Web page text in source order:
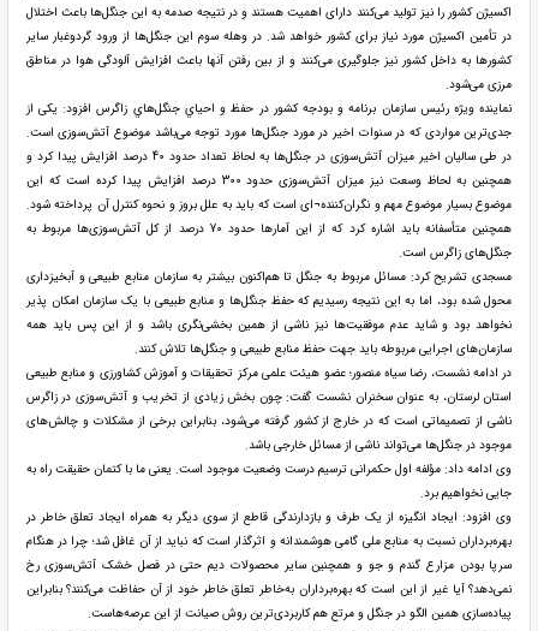
اکسیژن کشور را نیز تولید می‌کنند دارای اهمیت هستند و در نتیجه صدمه به این جنگل‌ها باعث اختلال
در تأمین اکسیژن مورد نیاز برای کشور خواهد شد. در وهله سوم این جنگل‌ها از ورود گردوغبار سایر
کشورها به داخل کشور نیز جلوگیری می‌کنند و از بین رفتن آنها باعث افزایش آلودگی ‌هوا در مناطق
مرزی می‌شود.
نماينده ويژه رئيس سازمان برنامه و بودجه کشور در حفظ و احياي جنگل‌هاي زاگرس افزود: یکی از
جدی‌ترین مواردی که در سنوات اخیر در مورد جنگل‌ها مورد توجه می‌باشد موضوع آتش‌سوزی است.
در طی سالیان اخیر میزان آتش‌سوزی در جنگل‌ها به لحاظ تعداد حدود 40 درصد افزایش پیدا کرد و
همچنین به لحاظ وسعت نیز میزان آتش‌سوزی حدود 300 درصد افزایش پیدا کرده است که این
موضوع بسیار موضوع مهم و نگران‌کننده¬ای است که باید به علل بروز و نحوه کنترل آن پرداخته شود.
همچنین متأسفانه باید اشاره کرد که از این آمارها حدود 70 درصد از کل آتش‌سوزی‌ها مربوط به
جنگل‌های زاگرس است.
مسجدی تشریح کرد: مسائل مربوط به جنگل تا هم‌اکنون بیشتر به سازمان منابع طبیعی و آبخیزداری
محول شده بود، اما به این نتیجه رسیدیم که حفظ جنگل‌ها و منابع طبیعی با یک سازمان امکان پذیر
نخواهد بود و شاید عدم موفقیت‌ها نیز ناشی از همین بخشی‌نگری باشد و از این پس باید همه
سازمان‌های اجرایی مربوطه باید جهت حفظ منابع طبیعی و جنگل‌ها تلاش کنند.
در ادامه نشست، رضا سیاه منصور؛ عضو هیئت علمی مرکز تحقیقات و آموزش کشاورزی و منابع طبیعی
استان لرستان، به عنوان سخنران نشست گفت: چون بخش زیادی از تخریب و آتش‌سوزی در زاگرس
ناشی از تصمیماتی است که در خارج از کشور گرفته می‌شود، بنابراین برخی از مشکلات و چالش‌های
موجود در جنگل‌ها می‌تواند ناشی از مسائل خارجی باشد.
وی ادامه داد: مؤلفه اول حکمرانی ترسیم درست وضعیت موجود است. یعنی ما با کتمان حقیقت راه به
جایی نخواهیم برد.
وی افزود: ایجاد انگیزه از یک طرف و بازدارندگی قاطع از سوی دیگر به همراه ایجاد تعلق خاطر در
بهره‌برداران نسبت به منابع ملی گامی هوشمندانه و اثرگذار است که نباید از آن غافل شد؛ چرا در هنگام
سرپا بودن مزارع گندم و جو و همچنین سایر محصولات دیم حتی در فصل خشک آتش‌سوزی رخ
نمی‌دهد؟ آیا غیر از این است که بهره‌برداران به‌خاطر تعلق خاطر خود از آن حفاظت می‌کنند؟ بنابراین
پیاده‌سازی همین الگو در جنگل و مرتع هم کاربردی‌ترین روش صیانت از این عرصه‌هاست.